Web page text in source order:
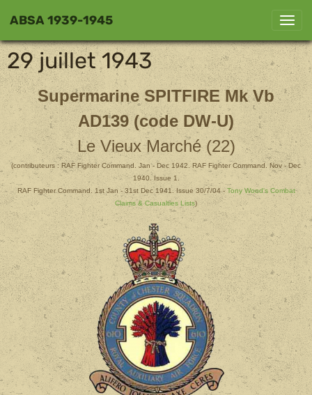
ABSA 1939-1945
29 juillet 1943
Supermarine SPITFIRE Mk Vb
AD139 (code DW-U)
Le Vieux Marché (22)
(contributeurs :RAF Fighter Command. Jan - Dec 1942. RAF Fighter Command. Nov - Dec
1940. Issue 1.
RAF Fighter Command. 1st Jan - 31st Dec 1941. Issue 30/7/04 - Tony Wood's Combat
Claims & Casualties Lists)